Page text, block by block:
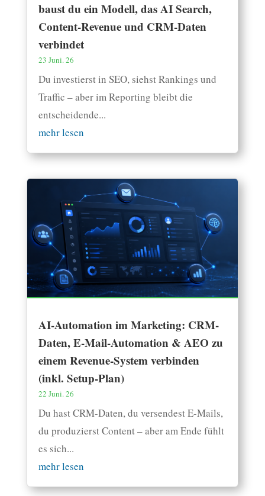
baust du ein Modell, das AI Search,
Content-Revenue und CRM-Daten
verbindet
23 Juni. 26
Du investierst in SEO, siehst Rankings und
Traffic – aber im Reporting bleibt die
entscheidende...
mehr lesen
AI-Automation im Marketing: CRM-
Daten, E-Mail-Automation & AEO zu
einem Revenue-System verbinden
(inkl. Setup-Plan)
22 Juni. 26
Du hast CRM-Daten, du versendest E-Mails,
du produzierst Content – aber am Ende fühlt
es sich...
mehr lesen